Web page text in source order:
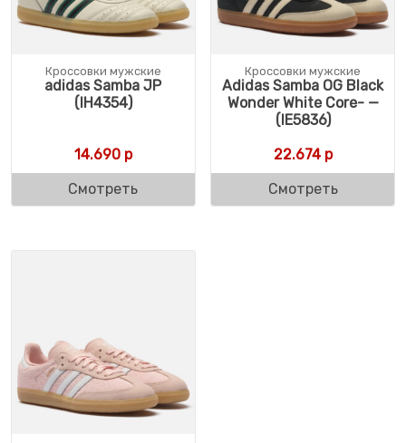
Кроссовки мужские
adidas Samba JP
(IH4354)
14.690р
Смотреть
Кроссовки мужские
Adidas Samba OG Black
Wonder White Core- —
(IE5836)
22.674р
Смотреть